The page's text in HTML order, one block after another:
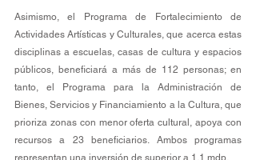
Asimismo, el Programa de Fortalecimiento de
Actividades Artísticas y Culturales, que acerca estas
disciplinas a escuelas, casas de cultura y espacios
públicos, beneficiará a más de 112 personas; en
tanto, el Programa para la Administración de
Bienes, Servicios y Financiamiento a la Cultura, que
prioriza zonas con menor oferta cultural, apoya con
recursos a 23 beneficiarios. Ambos programas
representan una inversión de superior a 1.1 mdp.